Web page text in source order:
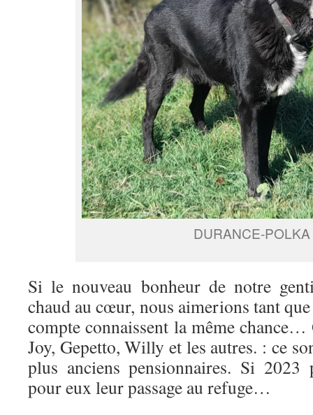
DURANCE-POLKA
Si le nouveau bonheur de notre
chaud au cœur, nous aimerions tant
compte connaissent la même chance…
Joy, Gepetto, Willy et les autres. : ce
plus anciens pensionnaires. Si 2023
pour eux leur passage au refuge…